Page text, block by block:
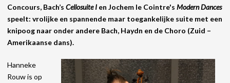
Concours, Bach’s Cellosuite I en Jochem le Cointre's Modern Dances
speelt: vrolijke en spannende maar toegankelijke suite met een
knipoog naar onder andere Bach, Haydn en de Choro (Zuid –
Amerikaanse dans).
Hanneke
Rouw is op